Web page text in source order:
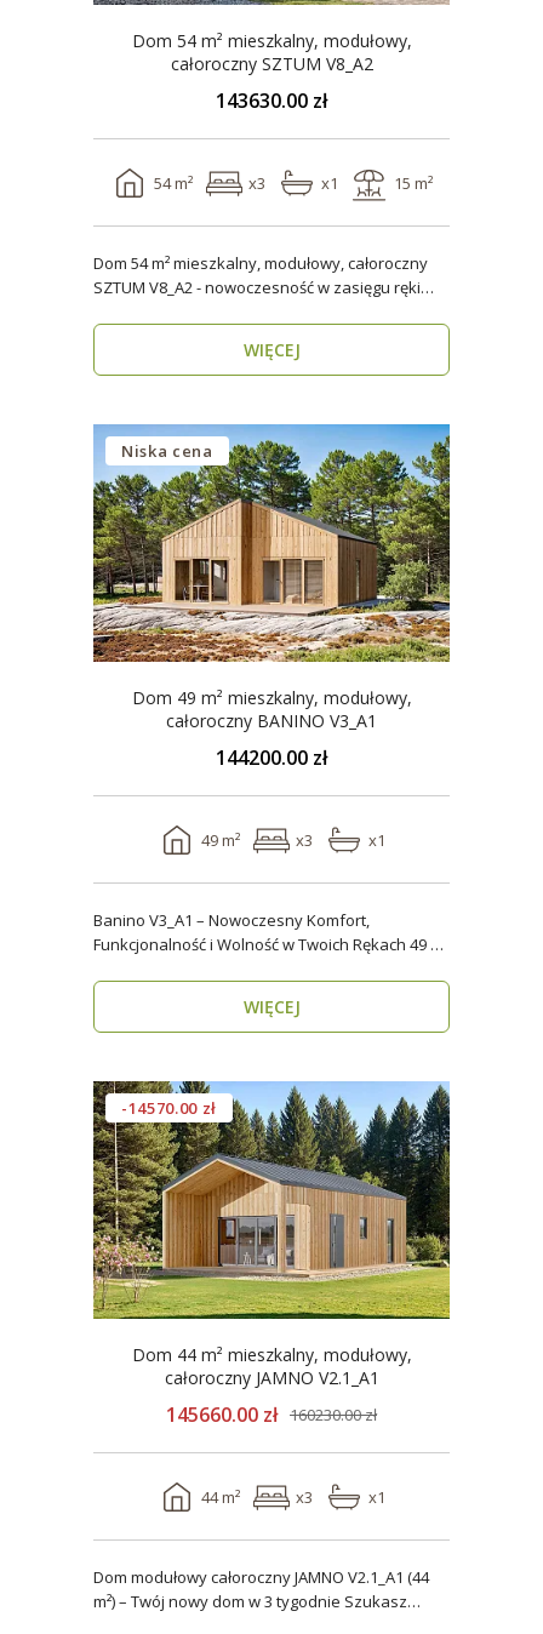
Dom 54 m² mieszkalny, modułowy,
całoroczny SZTUM V8_A2
143630.00 zł
54 m² x3 x1 15 m²
Dom 54 m² mieszkalny, modułowy, całoroczny
SZTUM V8_A2 - nowoczesność w zasięgu ręki
WIĘCEJ
Niska cena
Dom 49 m² mieszkalny, modułowy,
całoroczny BANINO V3_A1
144200.00 zł
49 m² x3 x1
Banino V3_A1 – Nowoczesny Komfort,
Funkcjonalność i Wolność w Twoich Rękach 49 m²
WIĘCEJ
-14570.00 zł
Dom 44 m² mieszkalny, modułowy,
całoroczny JAMNO V2.1_A1
145660.00 zł 160230.00 zł
44 m² x3 x1
Dom modułowy całoroczny JAMNO V2.1_A1 (44
m²) – Twój nowy dom w 3 tygodnie Szukasz